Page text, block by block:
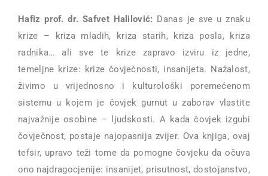
Hafiz prof. dr. Safvet Halilović: Danas je sve u znaku
krize – kriza mladih, kriza starih, kriza posla, kriza
radnika… ali sve te krize zapravo izviru iz jedne,
temeljne krize: krize čovječnosti, insanijeta. Nažalost,
živimo u vrijednosno i kulturološki poremećenom
sistemu u kojem je čovjek gurnut u zaborav vlastite
najvažnije osobine – ljudskosti. A kada čovjek izgubi
čovječnost, postaje najopasnija zvijer. Ova knjiga, ovaj
tefsir, upravo teži tome da pomogne čovjeku da očuva
ono najdragocjenije: insanijet, prisutnost, dostojanstvo,